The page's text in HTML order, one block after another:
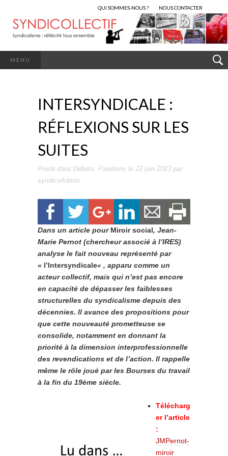
QUI SOMMES-NOUS ? NOUS CONTACTER
MENU
INTERSYNDICALE :
RÉFLEXIONS SUR LES
SUITES
Posté dans Débats, Parutions le 22 juin 2023 par
syndicoAdmin.
Dans un article pour Miroir social, Jean-
Marie Pernot (chercheur associé à l’IRES)
analyse le fait nouveau représenté par
« l’Intersyndicale« , apparu comme un
acteur collectif, mais qui n’est pas encore
en capacité de dépasser les faiblesses
structurelles du syndicalisme depuis des
décennies. Il avance des propositions pour
que cette nouveauté prometteuse se
consolide, notamment en donnant la
priorité à la dimension interprofessionnelle
des revendications et de l’action. Il rappelle
même le rôle joué par les Bourses du travail
à la fin du 19ème siècle.
Télécharg
er l’article
:
JMPernot-
miroir